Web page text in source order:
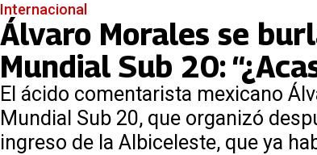
Internacional
Álvaro Morales se
Mundial Sub 20:
El ácido comentarista mexicano
Mundial Sub 20, que organizó
ingreso de la Albiceleste, que ya